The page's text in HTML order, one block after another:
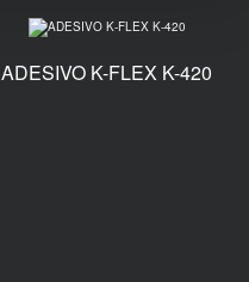
ADESIVO K-FLEX K-420